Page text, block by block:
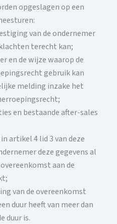
opgeslagen op een
van de ondernemer
terecht kan;
en de wijze waarop de
gebruik kan
melding inzake het
en bestaande after-sales
artikel 4 lid 3 van deze
deze gegevens al
aan de
van de overeenkomst
duur heeft van meer dan
duur is.